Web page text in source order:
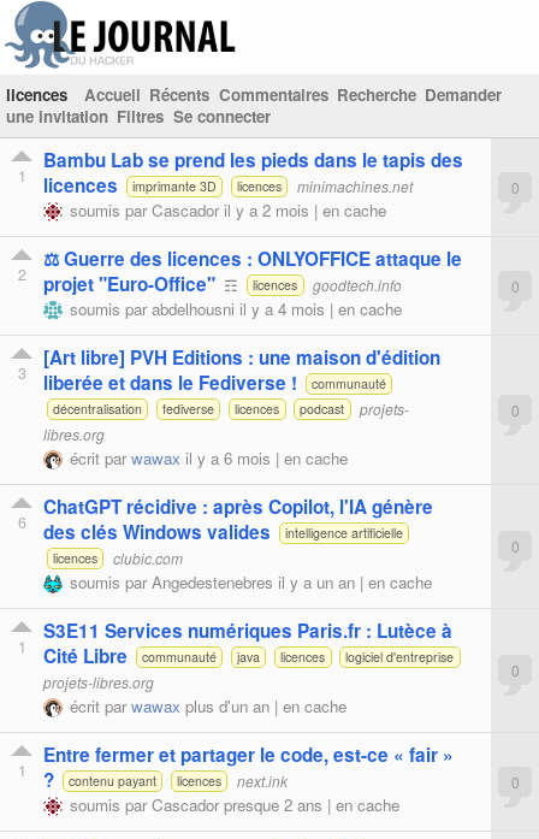
licences Accueil Récents Commentaires Recherche Demander
une invitation Filtres Se connecter
1
Bambu Lab se prend les pieds dans le tapis des
licences
imprimante 3D licences minimachines.net
soumis parCascadoril y a 2 mois | en cache
0
2
⚖️ Guerre des licences : ONLYOFFICE attaque le
projet "Euro-Office" ☶ licences goodtech.info
soumis parabdelhousni il y a 4 mois | en cache
0
3
[Art libre] PVH Editions : une maison d'édition
liberée et dans le Fediverse !
communauté
décentralisation
fediverse licences podcast
projets-
libres.org
écrit parwawax il y a 6 mois | en cache
0
6
ChatGPT récidive : après Copilot, l'IA génère
des clés Windows valides
intelligence artificielle
licences
clubic.com
soumis parAngedestenebres il y a un an | en cache
0
1
S3E11 Services numériques Paris.fr : Lutèce à
Cité Libre
communauté java licences logiciel d'entreprise
projets-libres.org
écrit parwawax plus d'un an | en cache
0
1
Entre fermer et partager le code, est-ce « fair »
?
contenu payant licences next.ink
soumis parCascadorpresque 2 ans | en cache
0